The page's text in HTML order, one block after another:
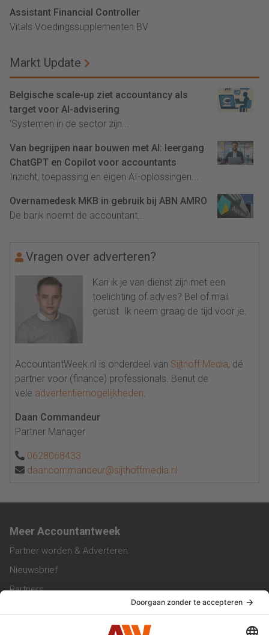
Assistant Financial Controller
Vitals Voedingssupplementen BV
Markt Update
Belgische scale-up ziet accountancy als
target voor AI-advisering
'Systemen in de sector zijn...
Van begrijpen naar bouwen met AI: leergang
ChatGPT en Copilot voor accountants
Inzicht, toepassing en eigen AI-oplossingen...
Overnamedesk MKB in gebruik bij ABN AMRO
De bank noemt de accountant...
Vragen over adverteren?
Kan ik je van dienst zijn met een
toelichting of advies? Bel of mail
gerust. Ik neem graag de tijd voor je.
AccountantWeek.nl is onderdeel van Sijthoff Media, dé
partner voor (finance) professionals. Benut de
vele advertentiemogelijkheden.
Daan Commandeur
Partner Manager
0628068433
daancommandeur@sijthoffmedia.nl
Meer Accountantweek
Partner worden & Adverteren
Nieuwsbrief
Partners